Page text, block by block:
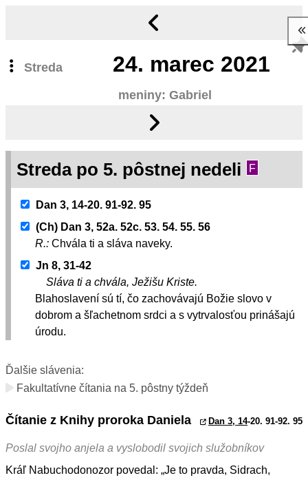
Streda 24. marec 2021
meniny: Gabriel
Streda po 5. pôstnej nedeli F
Dan 3, 14-20. 91-92. 95
(Ch) Dan 3, 52a. 52c. 53. 54. 55. 56
R.: Chvála ti a sláva naveky.
Jn 8, 31-42
Sláva ti a chvála, Ježišu Kriste.
Blahoslavení sú tí, čo zachovávajú Božie slovo v
dobrom a šľachetnom srdci a s vytrvalosťou prinášajú
úrodu.
Ďalšie slávenia:
Fakultatívne čítania na 5. pôstny týždeň
Čítanie z Knihy proroka Daniela Dan 3, 14-20. 91-92. 95
Poslal svojho anjela a vyslobodil svojich služobníkov
Kráľ Nabuchodonozor povedal: „Je to pravda, Sidrach,